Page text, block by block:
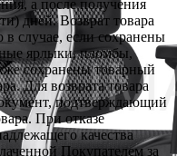
а после получения
дней. Возврат товара
случае, если сохранены
ярлыки, пломбы,
сохранены товарный
Для возврата товара
подтверждающий
При отказе
качества
Покупателем за